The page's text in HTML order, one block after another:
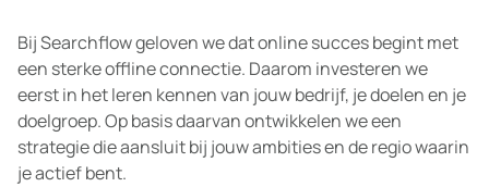
Bij Searchflow geloven we dat online succes begint met
een sterke offline connectie. Daarom investeren we
eerst in het leren kennen van jouw bedrijf, je doelen en je
doelgroep. Op basis daarvan ontwikkelen we een
strategie die aansluit bij jouw ambities en de regio waarin
je actief bent.